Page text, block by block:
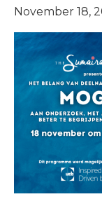
November 18,